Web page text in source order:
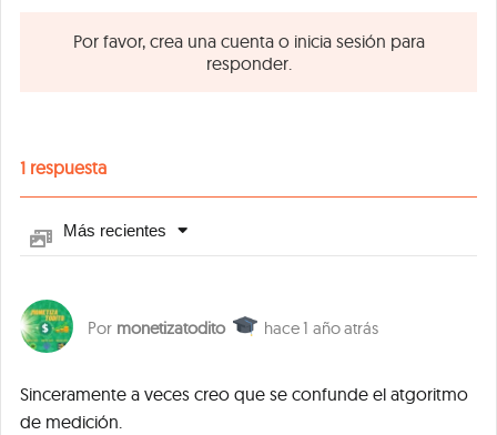
Por favor, crea una cuenta o inicia sesión para
responder.
1 respuesta
Más recientes
monetizatodito 1 año atrás
Sinceramente a veces creo que se confunde el atgoritmo
de medición.